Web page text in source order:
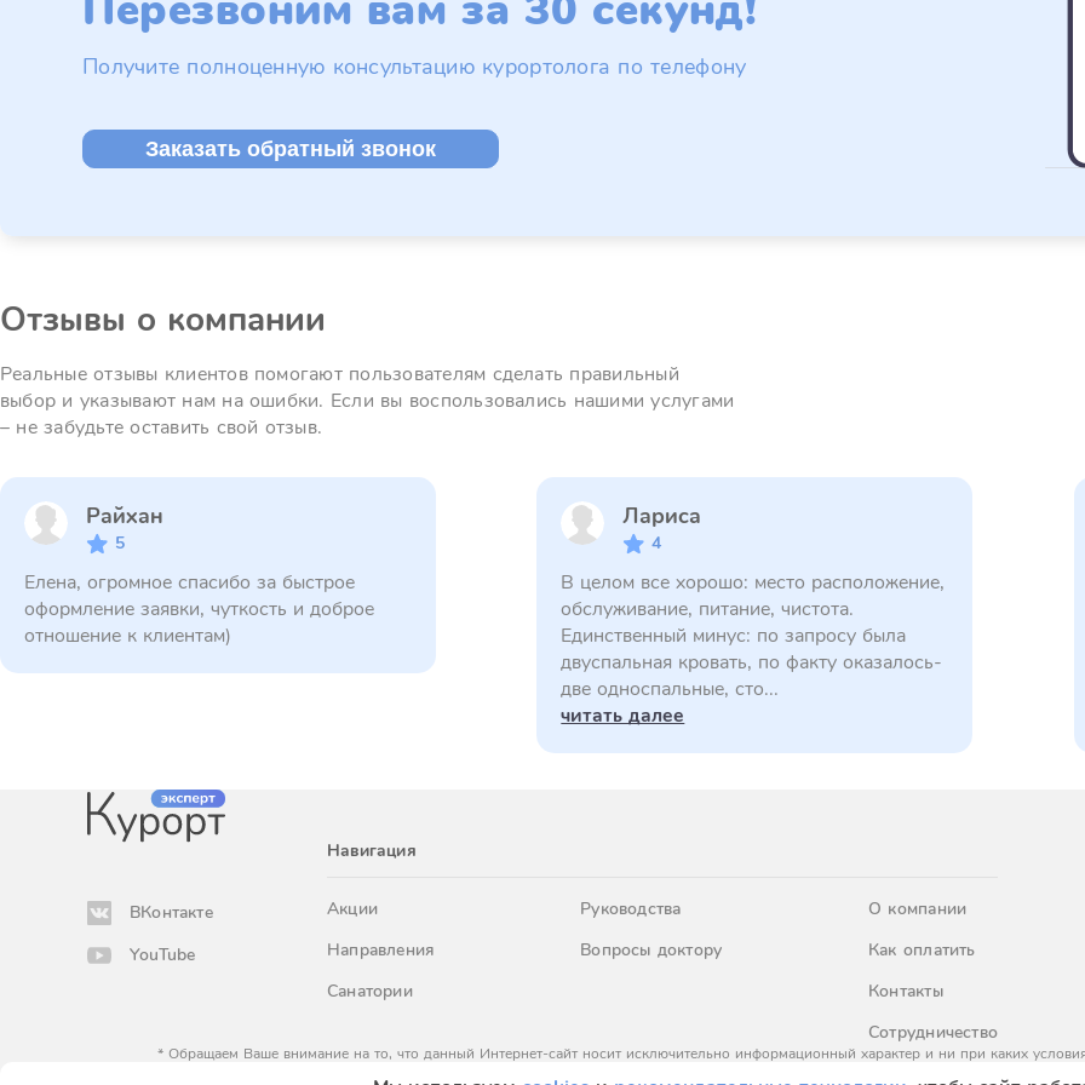
Получите полноценную консультацию курортолога по телефону
Заказать обратный звонок
Отзывы о компании
Реальные отзывы клиентов помогают пользователям сделать правильный
выбор и указывают нам на ошибки. Если вы воспользовались нашими услугами
– не забудьте оставить свой отзыв.
Райхан
5
Елена, огромное спасибо за быстрое
оформление заявки, чуткость и доброе
отношение к клиентам)
Лариса
4
В целом все хорошо: место расположение,
обслуживание, питание, чистота.
Единственный минус: по запросу была
двуспальная кровать, по факту оказалось-
две односпальные, сто...
читать далее
ВКонтакте
YouTube
Навигация
Акции
Направления
Санатории
Руководства
Вопросы доктору
О компании
Как оплатить
Контакты
Сотрудничество
* Обращаем Ваше внимание на то, что данный Интернет-сайт носит исключительно информационный характер и ни при каких